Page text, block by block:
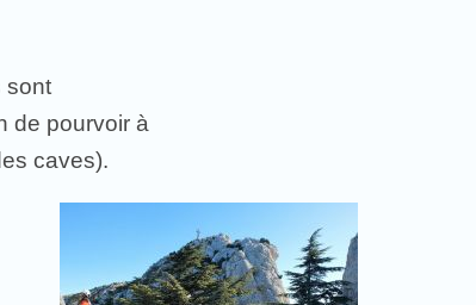
sont
de pourvoir à
caves).